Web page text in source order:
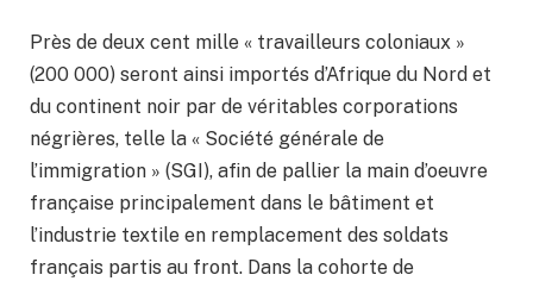
Près de deux cent mille « travailleurs coloniaux »
(200 000) seront ainsi importés d’Afrique du Nord et
du continent noir par de véritables corporations
négrières, telle la « Société générale de
l’immigration » (SGI), afin de pallier la main d’oeuvre
française principalement dans le bâtiment et
l’industrie textile en remplacement des soldats
français partis au front. Dans la cohorte de